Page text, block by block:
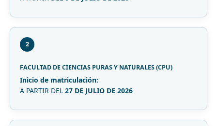
2
FACULTAD DE CIENCIAS PURAS Y NATURALES (CPU)
Inicio de matriculación:
A PARTIR DEL 27 DE JULIO DE 2026